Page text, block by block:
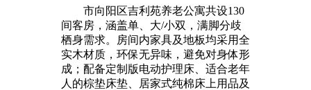
市向阳区吉利苑养老公寓共设130
间客房，涵盖单、大/小双，满脚分歧
栖身需求。房间内家具及地板均采用全
实木材质，环保无异味，避免对身体形
成；配备定制版电动护理床、适合老年
人的棕垫床垫、居家式纯棉床上用品及